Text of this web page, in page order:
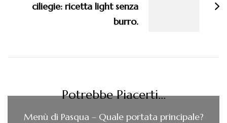
ciliegie: ricetta light senza
burro.
Potrebbe Piacerti...
Menù di Pasqua – Quale portata principale?